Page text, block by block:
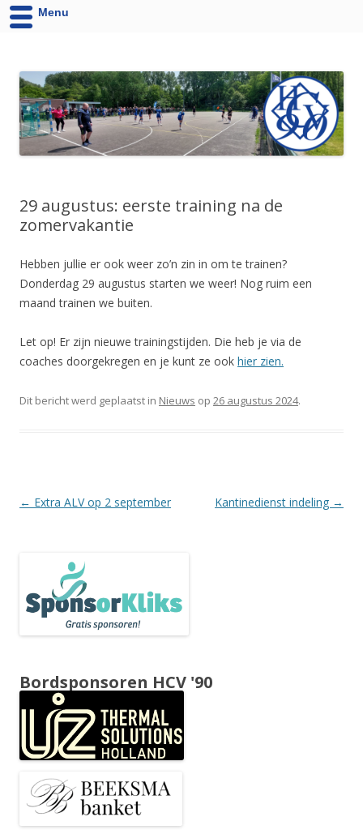
29 augustus: eerste training na de
zomervakantie
Hebben jullie er ook weer zo’n zin in om te trainen?
Donderdag 29 augustus starten we weer! Nog ruim een
maand trainen we buiten.
Let op! Er zijn nieuwe trainingstijden. Die heb je via de
coaches doorgekregen en je kunt ze ook hier zien.
Dit bericht werd geplaatst in Nieuws op 26 augustus 2024.
Berichtnavigatie
← Extra ALV op 2 september Kantinedienst indeling →
Bordsponsoren HCV '90
Menu